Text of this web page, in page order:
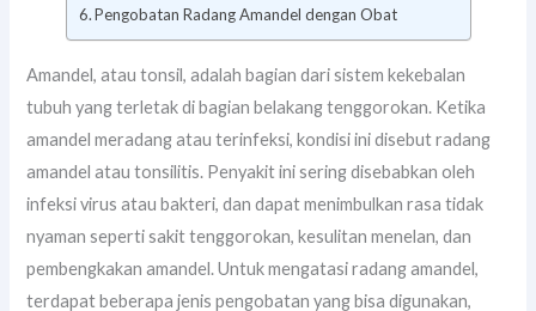
Pengobatan Radang Amandel dengan Obat
Amandel, atau tonsil, adalah bagian dari sistem kekebalan
tubuh yang terletak di bagian belakang tenggorokan. Ketika
amandel meradang atau terinfeksi, kondisi ini disebut radang
amandel atau tonsilitis. Penyakit ini sering disebabkan oleh
infeksi virus atau bakteri, dan dapat menimbulkan rasa tidak
nyaman seperti sakit tenggorokan, kesulitan menelan, dan
pembengkakan amandel. Untuk mengatasi radang amandel,
terdapat beberapa jenis pengobatan yang bisa digunakan,